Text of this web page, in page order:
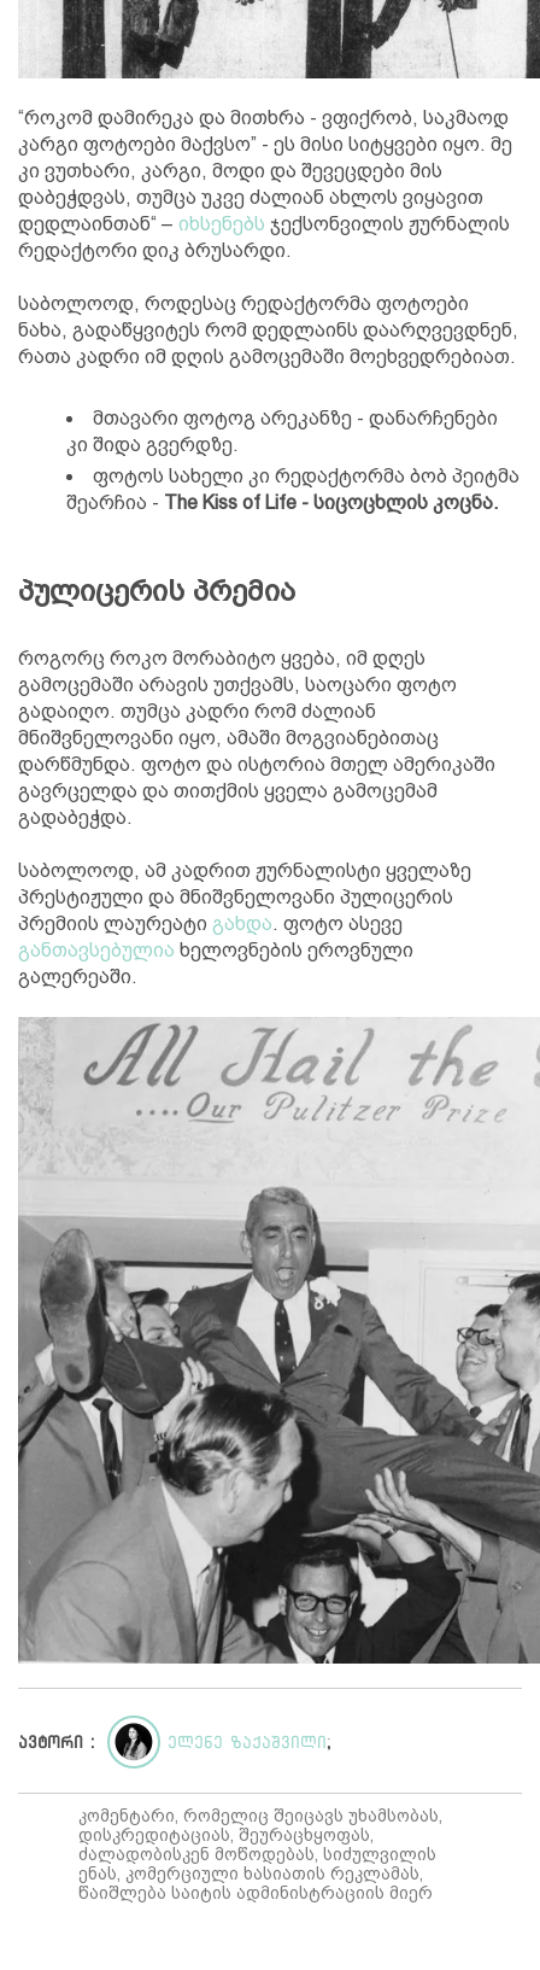
“როკომ დამირეკა და მითხრა - ვფიქრობ, საკმაოდ
კარგი ფოტოები მაქვსო” - ეს მისი სიტყვები იყო. მე
კი ვუთხარი, კარგი, მოდი და შევეცდები მის
დაბეჭდვას, თუმცა უკვე ძალიან ახლოს ვიყავით
დედლაინთან“ – იხსენებს ჯექსონვილის ჟურნალის
რედაქტორი დიკ ბრუსარდი.
საბოლოოდ, როდესაც რედაქტორმა ფოტოები
ნახა, გადაწყვიტეს რომ დედლაინს დაარღვევდნენ,
რათა კადრი იმ დღის გამოცემაში მოეხვედრებიათ.
მთავარი ფოტოგ არეკანზე - დანარჩენები
კი შიდა გვერდზე.
ფოტოს სახელი კი რედაქტორმა ბობ პეიტმა
შეარჩია - The Kiss of Life - სიცოცხლის კოცნა.
პულიცერის პრემია
როგორც როკო მორაბიტო ყვება, იმ დღეს
გამოცემაში არავის უთქვამს, საოცარი ფოტო
გადაიღო. თუმცა კადრი რომ ძალიან
მნიშვნელოვანი იყო, ამაში მოგვიანებითაც
დარწმუნდა. ფოტო და ისტორია მთელ ამერიკაში
გავრცელდა და თითქმის ყველა გამოცემამ
გადაბეჭდა.
საბოლოოდ, ამ კადრით ჟურნალისტი ყველაზე
პრესტიჟული და მნიშვნელოვანი პულიცერის
პრემიის ლაურეატი გახდა. ფოტო ასევე
განთავსებულია ხელოვნების ეროვნული
გალერეაში.
ავტორი : ელენე ზაქაშვილი ;
კომენტარი, რომელიც შეიცავს უხამსობას,
დისკრედიტაციას, შეურაცხყოფას,
ძალადობისკენ მოწოდებას, სიძულვილის
ენას, კომერციული ხასიათის რეკლამას,
წაიშლება საიტის ადმინისტრაციის მიერ